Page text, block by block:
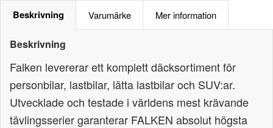
Beskrivning Varumärke Mer information
Beskrivning
Falken levererar ett komplett däcksortiment för
personbilar, lastbilar, lätta lastbilar och SUV:ar.
Utvecklade och testade i världens mest krävande
tävlingsserier garanterar FALKEN absolut högsta